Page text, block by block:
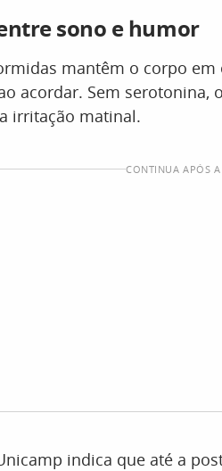
sono e humor
mantêm o corpo
acordar. Sem serotonina,
irritação matinal.
CONTINUA APÓS
indica que até a